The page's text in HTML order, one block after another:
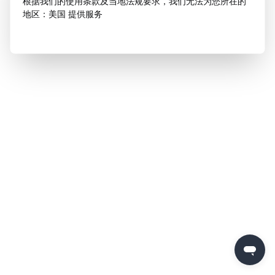
地区：美国 提供服务